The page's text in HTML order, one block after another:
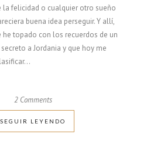
la felicidad o cualquier otro sueño
buena idea perseguir. Y allí,
he topado con los recuerdos de un
a Jordania y que hoy me
2 Comments
SEGUIR LEYENDO